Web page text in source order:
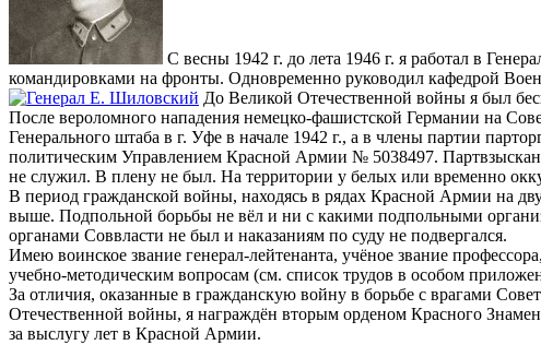
С весны 1942 г. до лета 1946 г. я работал в
командировками на фронты. Одновременно руководил кафедрой
До Великой Отечественной войны я был
После вероломного нападения немецко-фашистской Германии на
Генерального штаба в г. Уфе в начале 1942 г., а в члены партии
политическим Управлением Красной Армии № 5038497.
не служил. В плену не был. На территории у белых или временно
В период гражданской войны, находясь в рядах Красной Армии на
выше. Подпольной борьбы не вёл и ни с какими подпольными
органами Соввласти не был и наказаниям по суду не подвергался.
Имею воинское звание генерал-лейтенанта, учёное звание
учебно-методическим вопросам (см. список трудов в особом
За отличия, оказанные в гражданскую войну в борьбе с врагами
Отечественной войны, я награждён вторым орденом Красного
за выслугу лет в Красной Армии.